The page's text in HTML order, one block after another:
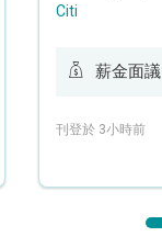
Citi
薪金面議
刊登於 3小時前